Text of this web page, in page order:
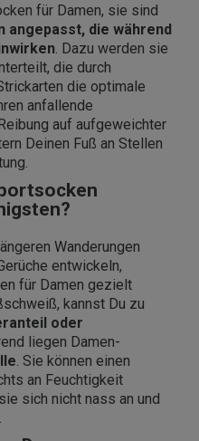
für Damen, sie sind
angepasst, die während
. Dazu werden sie
die durch
die optimale
anfallende
auf aufgeweichter
Deinen Fuß an Stellen
Wanderungen
entwickeln,
für Damen gezielt
kannst Du zu
oder
liegen Damen-
. Sie können einen
an Feuchtigkeit
sich nicht nass an und